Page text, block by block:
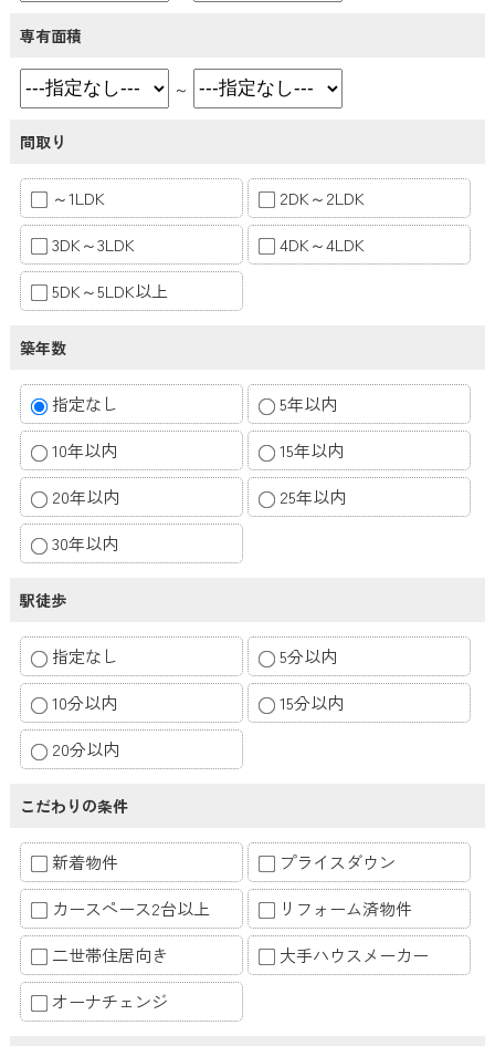
専有面積
～
間取り
～1LDK
2DK～2LDK
3DK～3LDK
4DK～4LDK
5DK～5LDK以上
築年数
指定なし
5年以内
10年以内
15年以内
20年以内
25年以内
30年以内
駅徒歩
指定なし
5分以内
10分以内
15分以内
20分以内
こだわりの条件
新着物件
プライスダウン
カースペース2台以上
リフォーム済物件
二世帯住居向き
大手ハウスメーカー
オーナチェンジ